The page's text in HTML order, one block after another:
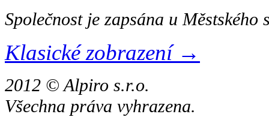
Společnost je zapsána u
Klasické zobrazení →
2012 © Alpiro s.r.o.
Všechna práva vyhrazena.